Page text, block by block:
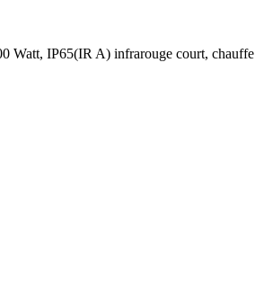
Watt, IP65(IR A) infrarouge court, chauffe